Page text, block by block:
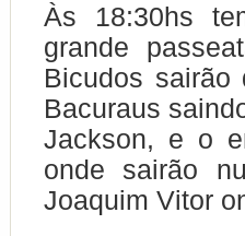
Às 18:30hs
grande
Bicudos
Bacuraus
Jackson, e o
onde sairão
Joaquim Vitor